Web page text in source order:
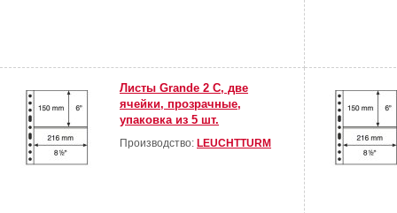
Листы Grande 2 С, две
ячейки, прозрачные,
упаковка из 5 шт.
Производство: LEUCHTTURM